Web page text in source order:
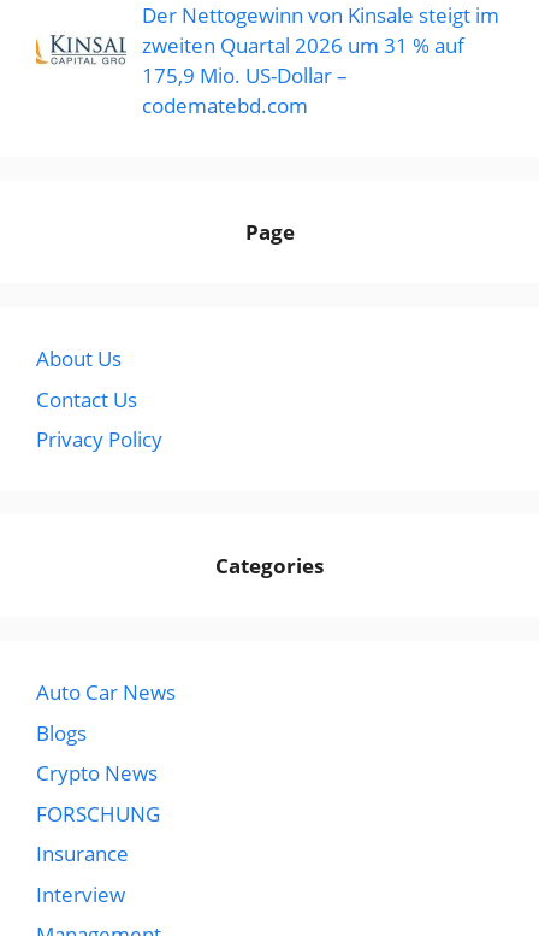
Der Nettogewinn von Kinsale steigt im
zweiten Quartal 2026 um 31 % auf
175,9 Mio. US-Dollar –
codematebd.com
Page
About Us
Contact Us
Privacy Policy
Categories
Auto Car News
Blogs
Crypto News
FORSCHUNG
Insurance
Interview